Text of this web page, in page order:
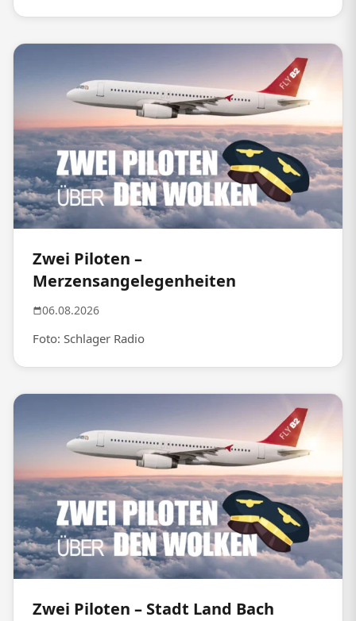
Zwei Piloten –
Merzensangelegenheiten
06.08.2026
Foto: Schlager Radio
Zwei Piloten – Stadt Land Bach